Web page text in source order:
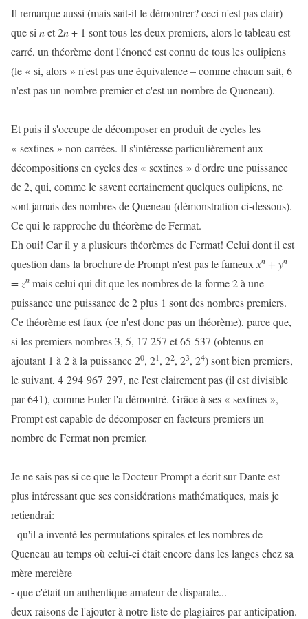
Il remarque aussi (mais sait-il le démontrer? ceci n'est pas clair)
que si net 2n+ 1 sont tous les deux premiers, alors le tableau est
carré, un théorème dont l'énoncé est connu de tous les oulipiens
(le « si, alors » n'est pas une équivalence – comme chacun sait, 6
n'est pas un nombre premier et c'est un nombre de Queneau).
Et puis il s'occupe de décomposer en produit de cycles les
« sextines » non carrées. Il s'intéresse particulièrement aux
décompositions en cycles des « sextines » d'ordre une puissance
de 2, qui, comme le savent certainement quelques oulipiens, ne
sont jamais des nombres de Queneau (démonstration ci-dessous).
Ce qui le rapproche du théorème de Fermat.
Eh oui! Car il y a plusieurs théorèmes de Fermat! Celui dont il est
question dans la brochure de Prompt n'est pas le fameux xn + yn
= zn mais celui qui dit que les nombres de la forme 2 à une
puissance une puissance de 2 plus 1 sont des nombres premiers.
Ce théorème est faux (ce n'est donc pas un théorème), parce que,
si les premiers nombres 3, 5, 17 257 et 65 537 (obtenus en
ajoutant 1 à 2 à la puissance 20, 21, 22, 23, 24) sont bien premiers,
le suivant, 4 294 967 297, ne l'est clairement pas (il est divisible
par 641), comme Euler l'a démontré. Grâce à ses « sextines »,
Prompt est capable de décomposer en facteurs premiers un
nombre de Fermat non premier.
Je ne sais pas si ce que le Docteur Prompt a écrit sur Dante est
plus intéressant que ses considérations mathématiques, mais je
retiendrai:
- qu'il a inventé les permutations spirales et les nombres de
Queneau au temps où celui-ci était encore dans les langes chez sa
mère mercière
- que c'était un authentique amateur de disparate...
deux raisons de l'ajouter à notre liste de plagiaires par anticipation.